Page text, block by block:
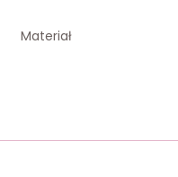
Materiał